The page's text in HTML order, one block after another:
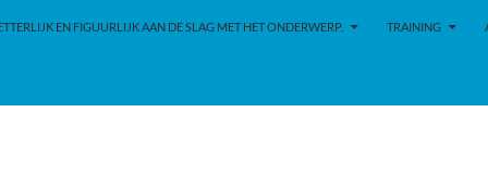
EN FIGUURLIJK AAN DE SLAG MET HET ONDERWERP. TRAINING